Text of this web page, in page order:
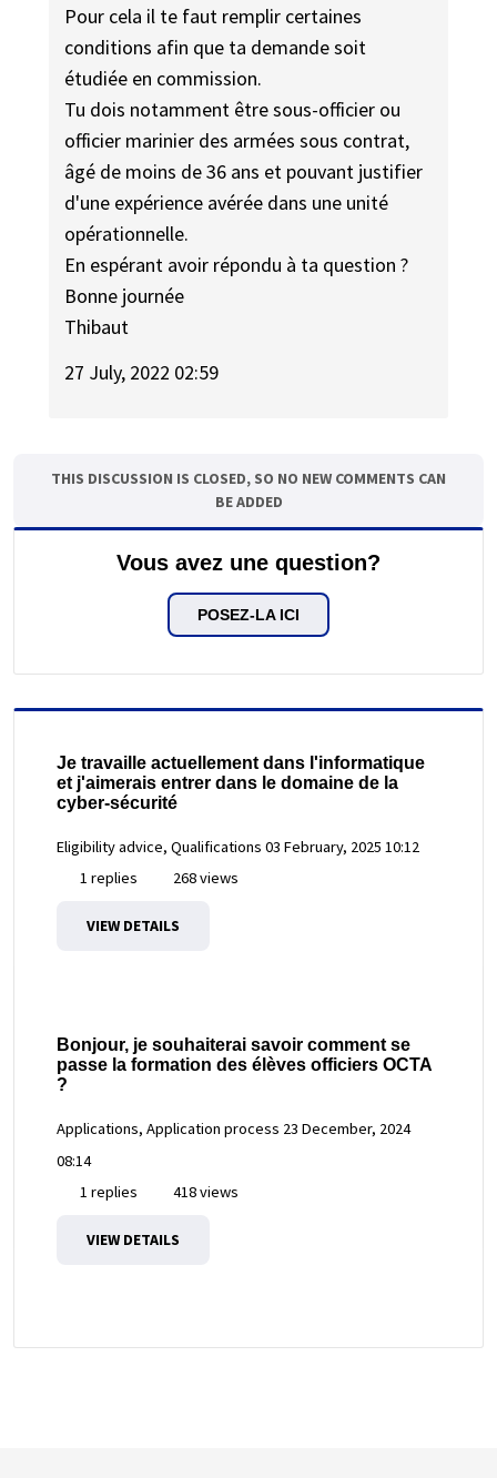
Pour cela il te faut remplir certaines
conditions afin que ta demande soit
étudiée en commission.
Tu dois notamment être sous-officier ou
officier marinier des armées sous contrat,
âgé de moins de 36 ans et pouvant justifier
d'une expérience avérée dans une unité
opérationnelle.
En espérant avoir répondu à ta question ?
Bonne journée
Thibaut
27 July, 2022 02:59
THIS DISCUSSION IS CLOSED, SO NO NEW COMMENTS CAN
BE ADDED
Vous avez une question?
POSEZ-LA ICI
Je travaille actuellement dans l'informatique
et j'aimerais entrer dans le domaine de la
cyber-sécurité
Eligibility advice, Qualifications 03 February, 2025 10:12
1 replies
268 views
VIEW DETAILS
Bonjour, je souhaiterai savoir comment se
passe la formation des élèves officiers OCTA
?
Applications, Application process 23 December, 2024
08:14
1 replies
418 views
VIEW DETAILS